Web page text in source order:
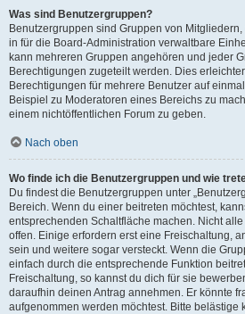
Was sind Benutzergruppen?
Benutzergruppen sind Gruppen von
in für die Board-Administration verwaltbare
kann mehreren Gruppen angehören und jeder
Berechtigungen zugeteilt werden. Dies
Berechtigungen für mehrere Benutzer auf
Beispiel zu Moderatoren eines Bereichs zu
einem nichtöffentlichen Forum zu geben.
Nach oben
Wo finde ich die Benutzergruppen und wie
Du findest die Benutzergruppen unter
Bereich. Wenn du einer beitreten möchtest,
entsprechenden Schaltfläche machen. Nicht
offen. Einige erfordern erst eine Freischaltung,
sein und weitere sogar versteckt. Wenn die
einfach durch die entsprechende Funktion
Freischaltung, so kannst du dich für sie
daraufhin deinen Antrag annehmen. Er könnte
aufgenommen werden möchtest. Bitte belästige